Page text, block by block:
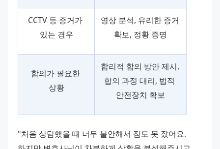
CCTV 등 증거가
있는 경우
영상 분석, 유리한 증거
확보, 정황 증명
합의가 필요한
상황
합리적 합의 방안 제시,
합의 과정 대리, 법적
안전장치 확보
"처음 상담했을 때 너무 불안해서 잠도 못 잤어요.